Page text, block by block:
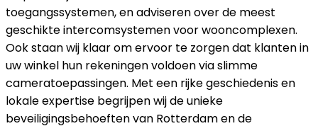
toegangssystemen, en adviseren over de meest
geschikte intercomsystemen voor wooncomplexen.
Ook staan wij klaar om ervoor te zorgen dat klanten in
uw winkel hun rekeningen voldoen via slimme
cameratoepassingen. Met een rijke geschiedenis en
lokale expertise begrijpen wij de unieke
beveiligingsbehoeften van Rotterdam en de